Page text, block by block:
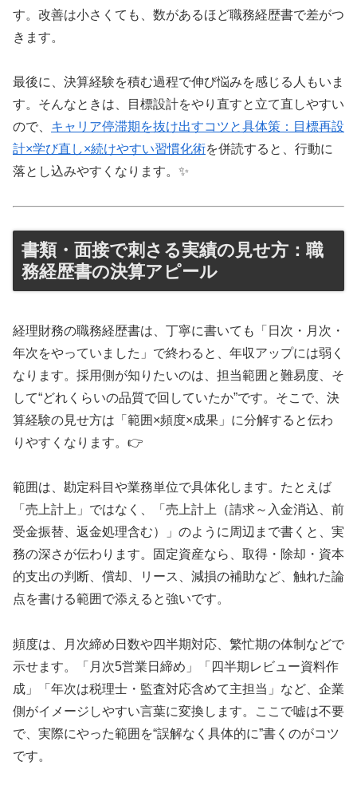
す。改善は小さくても、数があるほど職務経歴書で差がつ
きます。
最後に、決算経験を積む過程で伸び悩みを感じる人もいま
す。そんなときは、目標設計をやり直すと立て直しやすい
ので、 キャリア停滞期を抜け出すコツと具体策：目標再設
計×学び直し×続けやすい習慣化術を併読すると、行動に
落とし込みやすくなります。✨
書類・面接で刺さる実績の見せ方：職
務経歴書の決算アピール
経理財務の職務経歴書は、丁寧に書いても「日次・月次・
年次をやっていました」で終わると、年収アップには弱く
なります。採用側が知りたいのは、担当範囲と難易度、そ
して“どれくらいの品質で回していたか”です。そこで、決
算経験の見せ方は「範囲×頻度×成果」に分解すると伝わ
りやすくなります。👉
範囲は、勘定科目や業務単位で具体化します。たとえば
「売上計上」ではなく、「売上計上（請求～入金消込、前
受金振替、返金処理含む）」のように周辺まで書くと、実
務の深さが伝わります。固定資産なら、取得・除却・資本
的支出の判断、償却、リース、減損の補助など、触れた論
点を書ける範囲で添えると強いです。
頻度は、月次締め日数や四半期対応、繁忙期の体制などで
示せます。「月次5営業日締め」「四半期レビュー資料作
成」「年次は税理士・監査対応含めて主担当」など、企業
側がイメージしやすい言葉に変換します。ここで嘘は不要
で、実際にやった範囲を“誤解なく具体的に”書くのがコツ
です。